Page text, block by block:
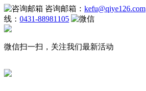
咨询邮箱： kefu@qiye126.com
线： 0431-88981105
微信扫一扫，关注我们最新活动